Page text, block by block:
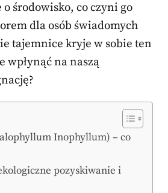
o środowisko, co czyni go
dla osób świadomych
tajemnice kryje w sobie ten
wpłynąć na naszą
Inophyllum) – co
pozyskiwanie i